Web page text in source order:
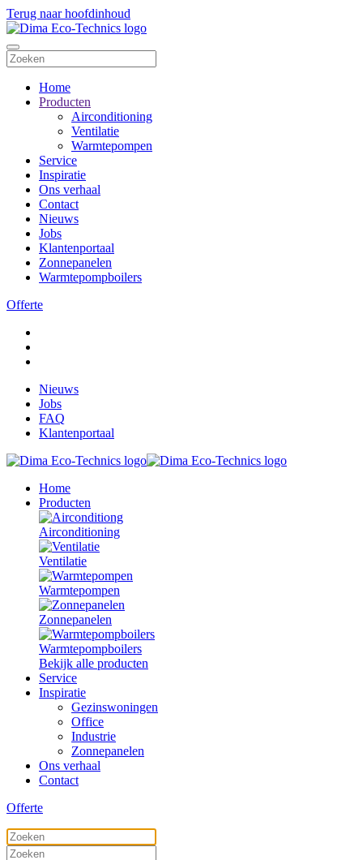
Terug naar hoofdinhoud
Home
Producten
Airconditioning
Ventilatie
Warmtepompen
Service
Inspiratie
Ons verhaal
Contact
Nieuws
Jobs
Klantenportaal
Zonnepanelen
Warmtepompboilers
Offerte
Nieuws
Jobs
FAQ
Klantenportaal
Home
Producten
Airconditioning
Ventilatie
Warmtepompen
Zonnepanelen
Warmtepompboilers
Bekijk alle producten
Service
Inspiratie
Gezinswoningen
Office
Industrie
Zonnepanelen
Ons verhaal
Contact
Offerte